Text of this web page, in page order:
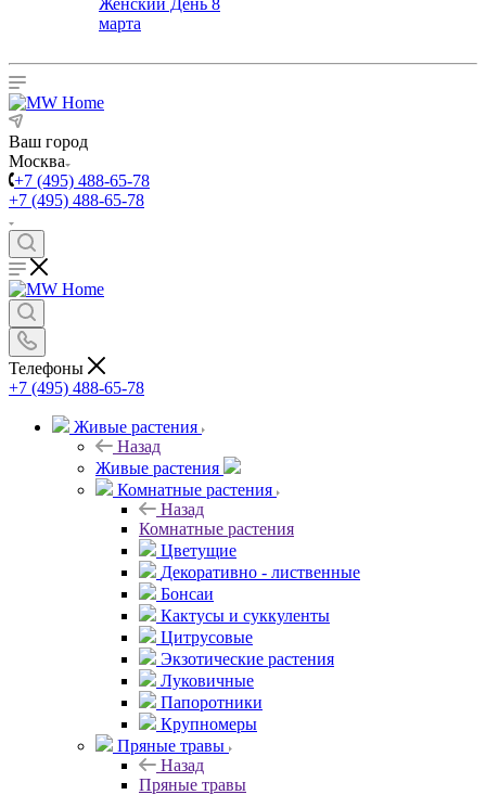
Женский День 8
марта
Ваш город
Москва
+7 (495) 488-65-78
+7 (495) 488-65-78
Телефоны
+7 (495) 488-65-78
Живые растения
Назад
Живые растения
Комнатные растения
Назад
Комнатные растения
Цветущие
Декоративно - лиственные
Бонсаи
Кактусы и суккуленты
Цитрусовые
Экзотические растения
Луковичные
Папоротники
Крупномеры
Пряные травы
Назад
Пряные травы